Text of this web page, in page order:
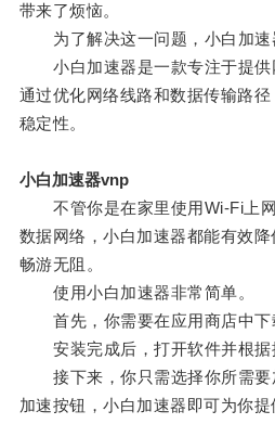
带来了烦恼。
为了解决这一问题，小白加速
小白加速器是一款专注于提供
通过优化网络线路和数据传输路
稳定性。
小白加速器vnp
不管你是在家里使用Wi-Fi上网
数据网络，小白加速器都能有效
畅游无阻。
使用小白加速器非常简单。
首先，你需要在应用商店中下
安装完成后，打开软件并根据
接下来，你只需选择你所需要
加速按钮，小白加速器即可为你